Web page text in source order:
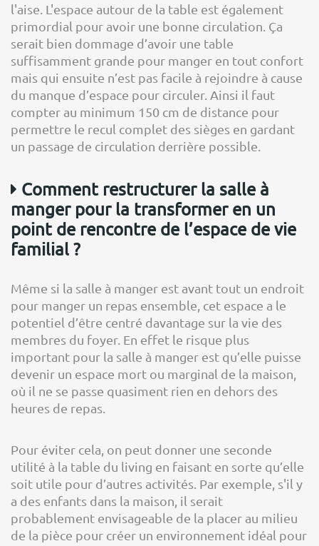
l'aise. L'espace autour de la table est également
primordial pour avoir une bonne circulation. Ça
serait bien dommage d’avoir une table
suffisamment grande pour manger en tout confort
mais qui ensuite n’est pas facile à rejoindre à cause
du manque d’espace pour circuler. Ainsi il faut
compter au minimum 150 cm de distance pour
permettre le recul complet des sièges en gardant
un passage de circulation derrière possible.
Comment restructurer la salle à
manger pour la transformer en un
point de rencontre de l’espace de vie
familial ?
Même si la salle à manger est avant tout un endroit
pour manger un repas ensemble, cet espace a le
potentiel d’être centré davantage sur la vie des
membres du foyer. En effet le risque plus
important pour la salle à manger est qu’elle puisse
devenir un espace mort ou marginal de la maison,
où il ne se passe quasiment rien en dehors des
heures de repas.
Pour éviter cela, on peut donner une seconde
utilité à la table du living en faisant en sorte qu’elle
soit utile pour d’autres activités. Par exemple, s'il y
a des enfants dans la maison, il serait
probablement envisageable de la placer au milieu
de la pièce pour créer un environnement idéal pour